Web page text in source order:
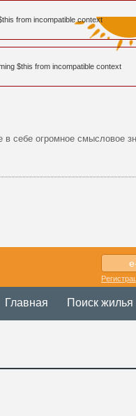
from incompatible context
$this from incompatible context
в себе огромное смысловое
Главная Поиск жилья